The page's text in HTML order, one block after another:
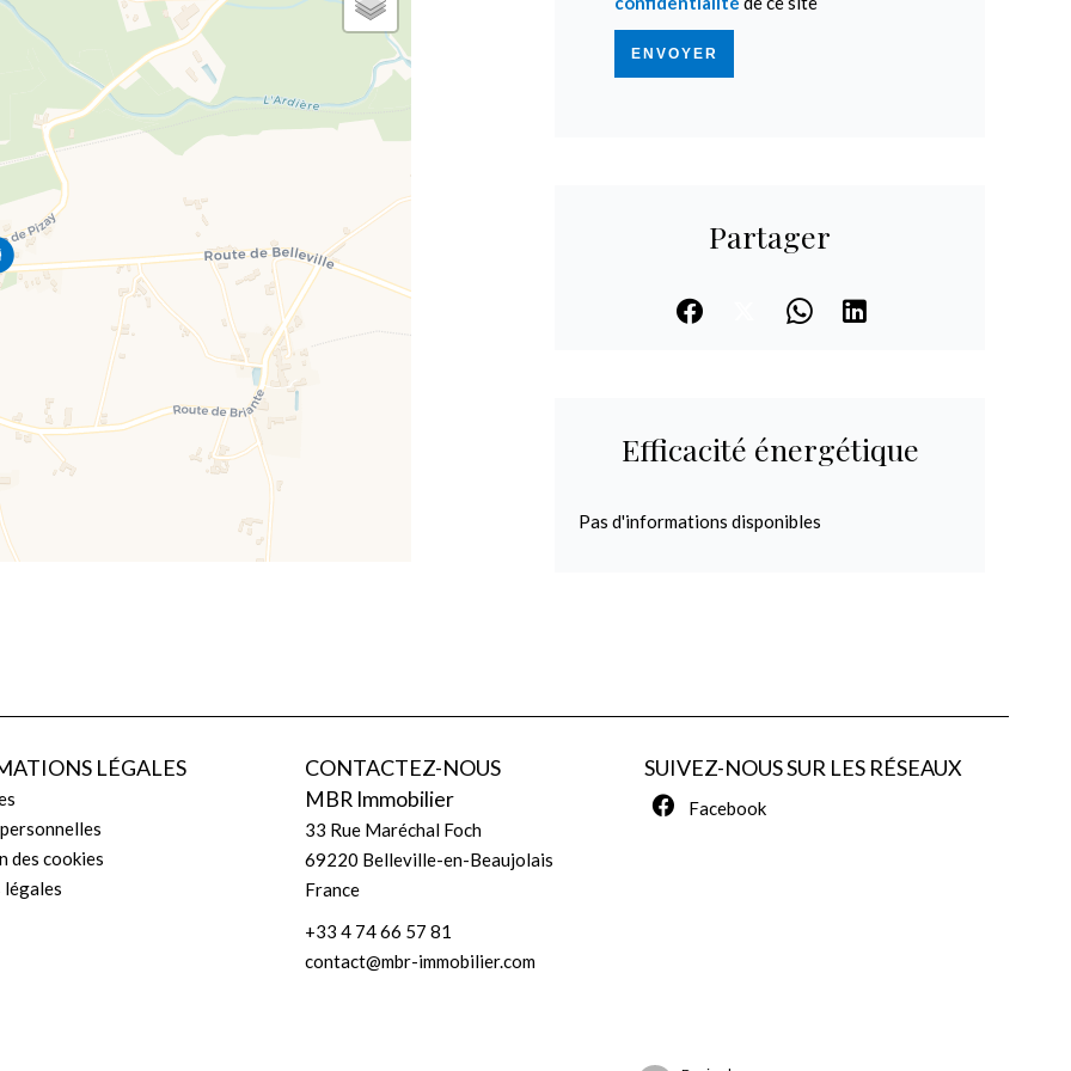
ENVOYER
Partager
Efficacité énergétique
Pas d'informations disponibles
LÉGALES
des cookies
CONTACTEZ-NOUS
MBR Immobilier
33 Rue Maréchal Foch
69220 Belleville-en-Beaujolais
France
+33 4 74 66 57 81
contact@mbr-immobilier.com
SUIVEZ-NOUS SUR LES RÉSEAUX
Facebook